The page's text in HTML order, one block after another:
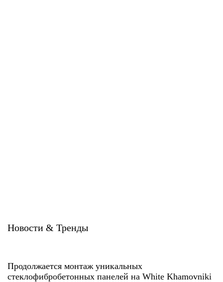
Новости & Тренды
Продолжается монтаж уникальных
стеклофибробетонных панелей на White Khamovniki